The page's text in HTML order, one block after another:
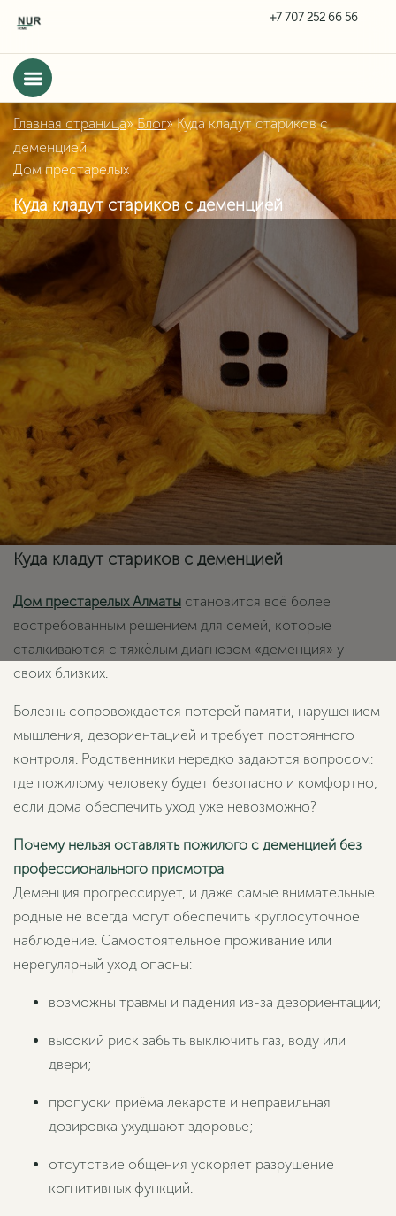
Главная страница»Блог»Куда кладут стариков с
деменцией
Дом престарелых
Куда кладут стариков с деменцией
Куда кладут стариков с деменцией
Дом престарелых Алматы становится всё более
востребованным решением для семей, которые
сталкиваются с тяжёлым диагнозом «деменция» у
своих близких.
Болезнь сопровождается потерей памяти, нарушением
мышления, дезориентацией и требует постоянного
контроля. Родственники нередко задаются вопросом:
где пожилому человеку будет безопасно и комфортно,
если дома обеспечить уход уже невозможно?
Почему нельзя оставлять пожилого с деменцией без
профессионального присмотра
Деменция прогрессирует, и даже самые внимательные
родные не всегда могут обеспечить круглосуточное
наблюдение. Самостоятельное проживание или
нерегулярный уход опасны:
возможны травмы и падения из-за дезориентации;
высокий риск забыть выключить газ, воду или
двери;
пропуски приёма лекарств и неправильная
дозировка ухудшают здоровье;
отсутствие общения ускоряет разрушение
когнитивных функций.